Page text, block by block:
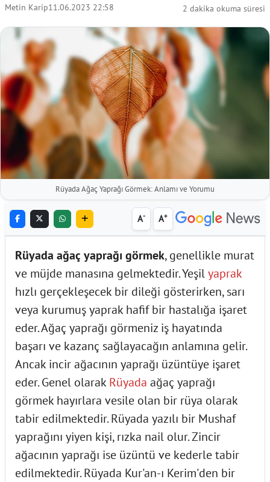
Metin Karip11.06.2023 22:58 2 dakika okuma süresi
Rüyada Ağaç Yaprağı Görmek: Anlamı ve Yorumu
A- A+
Rüyada ağaç yaprağı görmek, genellikle murat
ve müjde manasına gelmektedir. Yeşilyaprak
hızlı gerçekleşecek bir dileği gösterirken, sarı
veya kurumuş yaprak hafif bir hastalığa işaret
eder. Ağaç yaprağı görmeniz iş hayatında
başarı ve kazanç sağlayacağın anlamına gelir.
Ancak incir ağacının yaprağı üzüntüye işaret
eder. Genel olarak Rüyada ağaç yaprağı
görmek hayırlara vesile olan bir rüya olarak
tabir edilmektedir. Rüyada yazılı bir Mushaf
yaprağını yiyen kişi, rızka nail olur. Zincir
ağacının yaprağı ise üzüntü ve kederle tabir
edilmektedir. Rüyada Kur'an-ı Kerim'den bir